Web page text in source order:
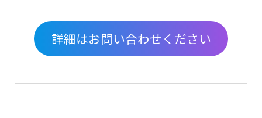
詳細はお問い合わせください